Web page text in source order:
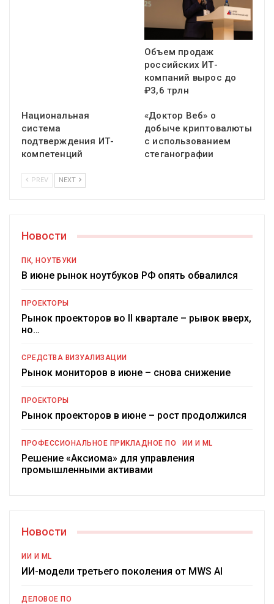
Объем продаж
российских ИТ-
компаний вырос до
₽3,6 трлн
Национальная
система
подтверждения ИТ-
компетенций
«Доктор Веб» о
добыче криптовалюты
с использованием
стеганографии
PREV NEXT
Новости
ПК, НОУТБУКИ
В июне рынок ноутбуков РФ опять обвалился
ПРОЕКТОРЫ
Рынок проекторов во II квартале – рывок вверх,
но…
СРЕДСТВА ВИЗУАЛИЗАЦИИ
Рынок мониторов в июне – снова снижение
ПРОЕКТОРЫ
Рынок проекторов в июне – рост продолжился
ПРОФЕССИОНАЛЬНОЕ ПРИКЛАДНОЕ ПО ИИ И ML
Решение «Аксиома» для управления
промышленными активами
Новости
ИИ И ML
ИИ-модели третьего поколения от MWS AI
ДЕЛОВОЕ ПО